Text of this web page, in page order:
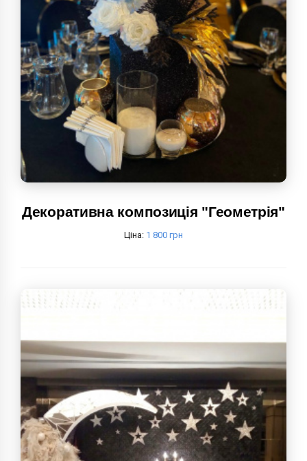
Декоративна композиція "Геометрія"
Ціна: 1 800 грн